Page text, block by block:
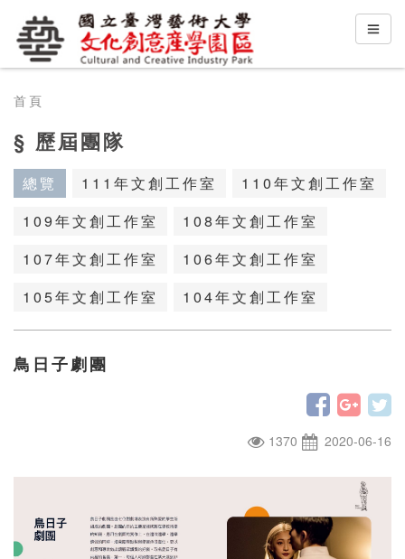
首頁
§ 歷屆團隊
總覽 111年文創工作室
110年文創工作室
109年文創工作室
108年文創工作室
107年文創工作室
106年文創工作室
105年文創工作室
104年文創工作室
鳥日子劇團
1370 2020-06-16